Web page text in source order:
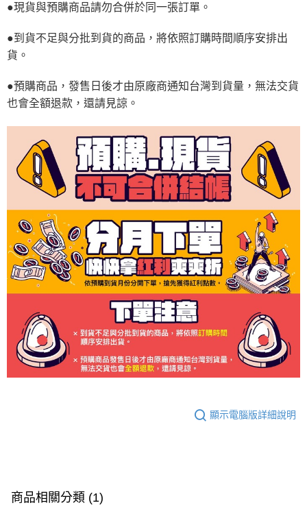
●現貨與預購商品請勿合併於同一張訂單。
●到貨不足與分批到貨的商品，將依照訂購時間順序安排出
貨。
●預購商品，發售日後才由原廠商通知台灣到貨量，無法交貨
也會全額退款，還請見諒。
顯示電腦版詳細說明
商品相關分類 (1)